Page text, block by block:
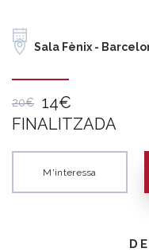
Sala Fènix -
20€
14€
FINALITZADA
M'interessa